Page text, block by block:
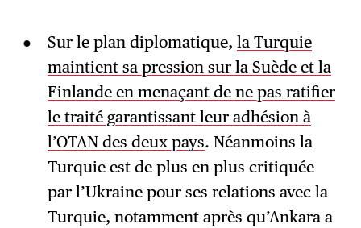
Sur le plan diplomatique, la Turquie
maintient sa pression sur la Suède et la
Finlande en menaçant de ne pas ratifier
le traité garantissant leur adhésion à
l’OTAN des deux pays. Néanmoins la
Turquie est de plus en plus critiquée
par l’Ukraine pour ses relations avec la
Turquie, notamment après qu’Ankara a